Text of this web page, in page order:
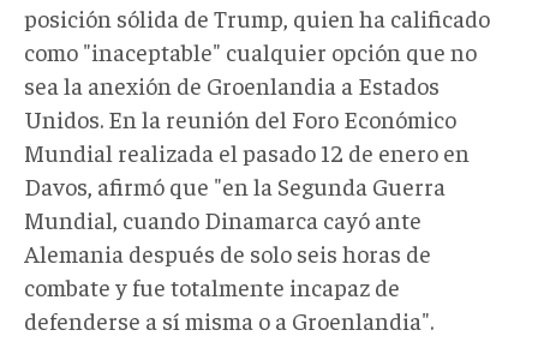
posición sólida de Trump, quien ha calificado
como "inaceptable" cualquier opción que no
sea la anexión de Groenlandia a Estados
Unidos. En la reunión del Foro Económico
Mundial realizada el pasado 12 de enero en
Davos, afirmó que "en la Segunda Guerra
Mundial, cuando Dinamarca cayó ante
Alemania después de solo seis horas de
combate y fue totalmente incapaz de
defenderse a sí misma o a Groenlandia".